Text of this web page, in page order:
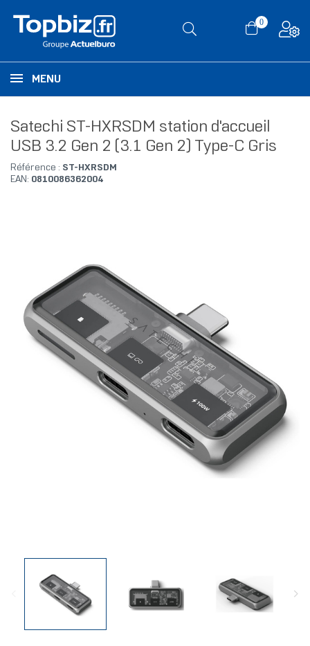
0
MENU
Satechi ST-HXRSDM station d'accueil
USB 3.2 Gen 2 (3.1 Gen 2) Type-C Gris
Référence : ST-HXRSDM
EAN: 0810086362004